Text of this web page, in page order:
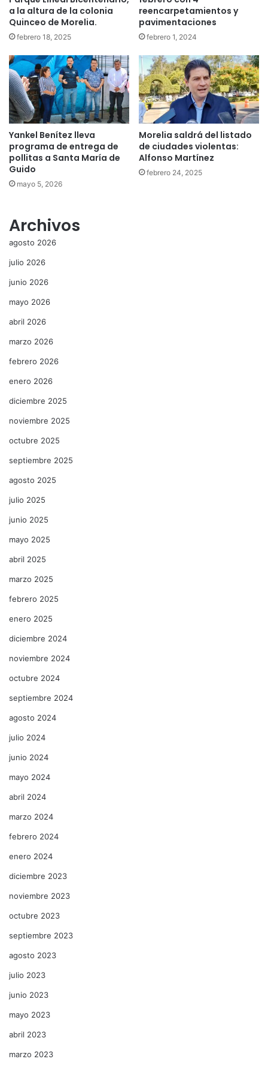
a la altura de la colonia
Quinceo de Morelia.
febrero 18, 2025
reencarpetamientos y
pavimentaciones
febrero 1, 2024
Yankel Benítez lleva
programa de entrega de
pollitas a Santa María de
Guido
mayo 5, 2026
Morelia saldrá del listado
de ciudades violentas:
Alfonso Martínez
febrero 24, 2025
Archivos
agosto 2026
julio 2026
junio 2026
mayo 2026
abril 2026
marzo 2026
febrero 2026
enero 2026
diciembre 2025
noviembre 2025
octubre 2025
septiembre 2025
agosto 2025
julio 2025
junio 2025
mayo 2025
abril 2025
marzo 2025
febrero 2025
enero 2025
diciembre 2024
noviembre 2024
octubre 2024
septiembre 2024
agosto 2024
julio 2024
junio 2024
mayo 2024
abril 2024
marzo 2024
febrero 2024
enero 2024
diciembre 2023
noviembre 2023
octubre 2023
septiembre 2023
agosto 2023
julio 2023
junio 2023
mayo 2023
abril 2023
marzo 2023